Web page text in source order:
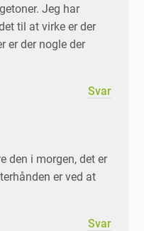
Jeg har
til at virke er der
er der nogle der
Svar
den i morgen, det er
er ved at
Svar